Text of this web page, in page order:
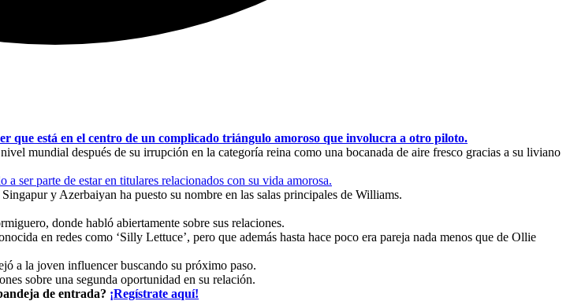
que está en el centro de un complicado triángulo amoroso que involucra a otro piloto.
mundial después de su irrupción en la categoría reina como una bocanada de aire fresco gracias a su liviano
ser parte de estar en titulares relacionados con su vida amorosa.
y Azerbaiyan ha puesto su nombre en las salas principales de Williams.
donde habló abiertamente sobre sus relaciones.
en redes como ‘Silly Lettuce’, pero que además hasta hace poco era pareja nada menos que de Ollie
a la joven influencer buscando su próximo paso.
sobre una segunda oportunidad en su relación.
de entrada? ¡Regístrate aquí!